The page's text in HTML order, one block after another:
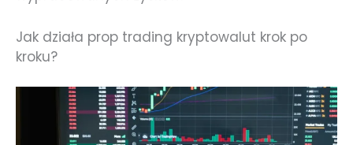
Jak działa prop trading kryptowalut krok po
kroku?